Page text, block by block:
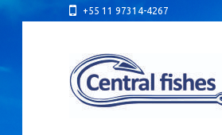
+55 11 97314-4267